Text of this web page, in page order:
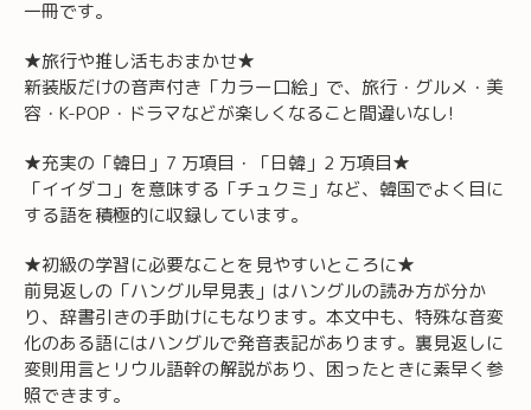
一冊です。
★旅行や推し活もおまかせ★
新装版だけの音声付き「カラー口絵」で、旅行・グルメ・美
容・K-POP・ドラマなどが楽しくなること間違いなし!
★充実の「韓日」7 万項目・「日韓」2 万項目★
「イイダコ」を意味する「チュクミ」など、韓国でよく目に
する語を積極的に収録しています。
★初級の学習に必要なことを見やすいところに★
前見返しの「ハングル早見表」はハングルの読み方が分か
り、辞書引きの手助けにもなります。本文中も、特殊な音変
化のある語にはハングルで発音表記があります。裏見返しに
変則用言とリウル語幹の解説があり、困ったときに素早く参
照できます。